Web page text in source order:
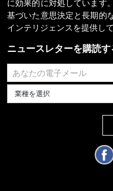
に効果的に対処しています
基づいた意思決定と長期的
インテリジェンスを提供して
ニュースレターを購読す
業種を選択してください